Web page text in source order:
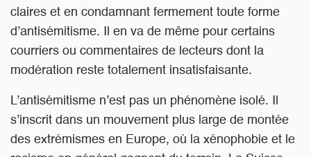
claires et en condamnant fermement toute forme
d’antisémitisme. Il en va de même pour certains
courriers ou commentaires de lecteurs dont la
modération reste totalement insatisfaisante.
L’antisémitisme n’est pas un phénomène isolé. Il
s’inscrit dans un mouvement plus large de montée
des extrémismes en Europe, où la xénophobie et le